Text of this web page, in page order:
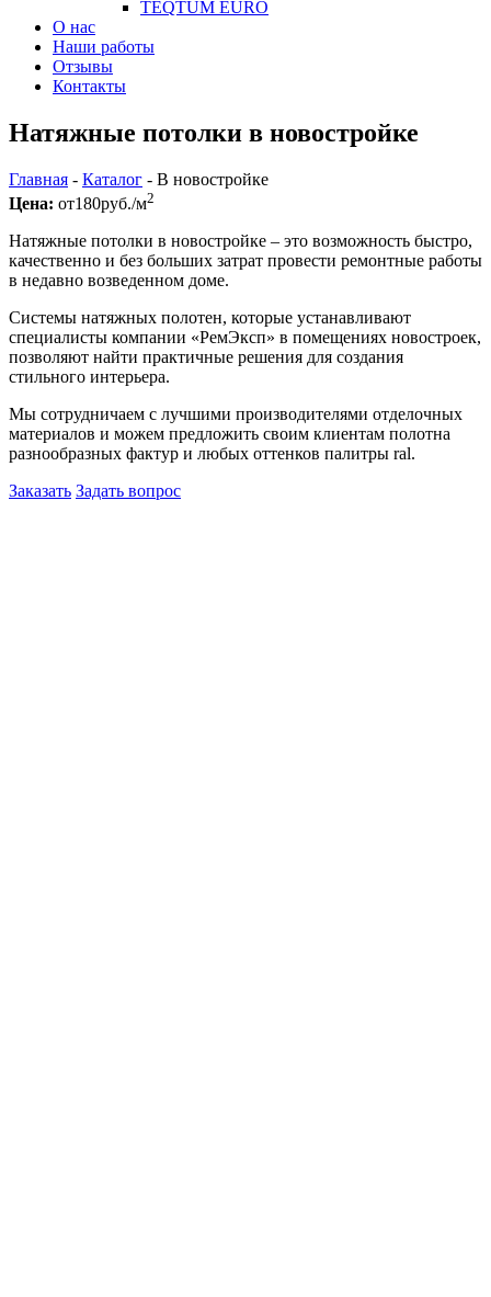
TEQTUM EURO
О нас
Наши работы
Отзывы
Контакты
Натяжные потолки в новостройке
Главная - Каталог - В новостройке
Цена: от180руб./м2
Натяжные потолки в новостройке – это возможность быстро,
качественно и без больших затрат провести ремонтные работы
в недавно возведенном доме.
Системы натяжных полотен, которые устанавливают
специалисты компании «РемЭксп» в помещениях новостроек,
позволяют найти практичные решения для создания
стильного интерьера.
Мы сотрудничаем с лучшими производителями отделочных
материалов и можем предложить своим клиентам полотна
разнообразных фактур и любых оттенков палитры ral.
Заказать Задать вопрос